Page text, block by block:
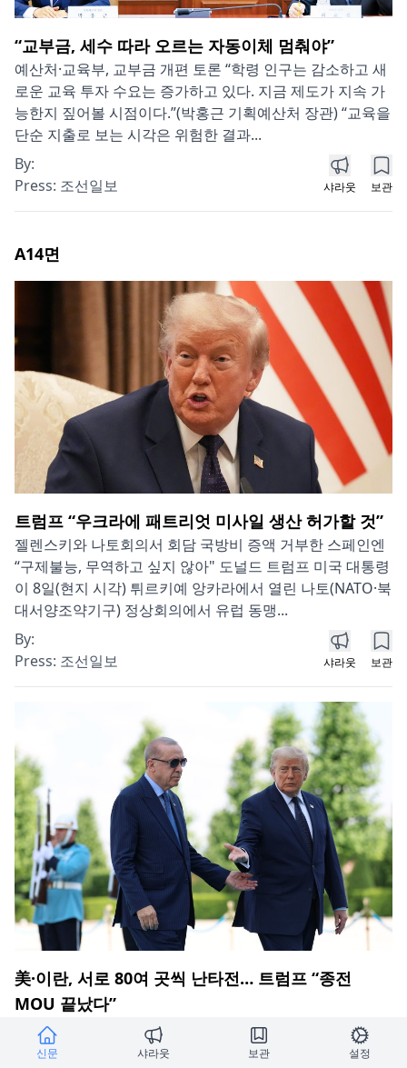
“교부금, 세수 따라 오르는 자동이체 멈춰야”
예산처·교육부, 교부금 개편 토론 “학령 인구는 감소하고 새
로운 교육 투자 수요는 증가하고 있다. 지금 제도가 지속 가
능한지 짚어볼 시점이다.”(박홍근 기획예산처 장관) “교육을
단순 지출로 보는 시각은 위험한 결과...
By:
Press: 조선일보 샤라웃 보관
A14면
트럼프 “우크라에 패트리엇 미사일 생산 허가할 것”
젤렌스키와 나토회의서 회담 국방비 증액 거부한 스페인엔
“구제불능, 무역하고 싶지 않아" 도널드 트럼프 미국 대통령
이 8일(현지 시각) 튀르키예 앙카라에서 열린 나토(NATO·북
대서양조약기구) 정상회의에서 유럽 동맹...
By:
Press: 조선일보 샤라웃 보관
美·이란, 서로 80여 곳씩 난타전… 트럼프 “종전
MOU 끝났다”
3주 만에 휴전 깨질 위기 최근 호르무즈 해협에서 상선이 잇
따라 공격을 받자 미국이 7일 “이란의 휴전 협정 위반”이라
신문 샤라웃 보관 설정